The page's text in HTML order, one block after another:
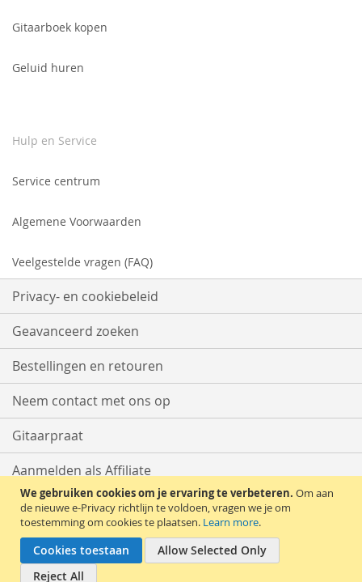
We gebruiken cookies om je ervaring te verbeteren. Om aan
de nieuwe e-Privacy richtlijn te voldoen, vragen we je om
toestemming om cookies te plaatsen. Learn more.
Cookies toestaan
Allow Selected Only
Reject All
Gitaarboek kopen
Geluid huren
Hulp en Service
Service centrum
Algemene Voorwaarden
Veelgestelde vragen (FAQ)
Privacy- en cookiebeleid
Geavanceerd zoeken
Bestellingen en retouren
Neem contact met ons op
Gitaarpraat
Aanmelden als Affiliate
Start met Verkopen